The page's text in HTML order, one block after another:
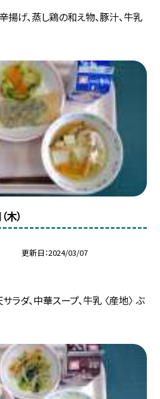
揚げ、蒸し鶏の和え物、豚汁、牛乳
木）
更新日 2024/03/07
ラダ、中華スープ、牛乳 〈産地〉 ぶ